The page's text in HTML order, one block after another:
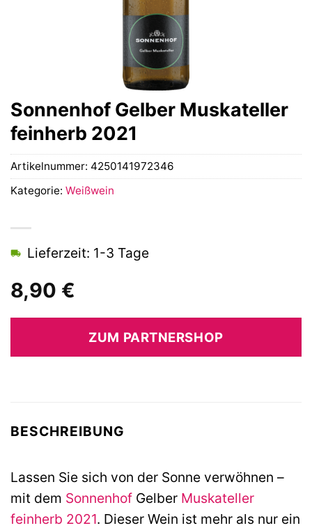
Sonnenhof Gelber Muskateller
feinherb 2021
8,90 €
Lieferzeit: 1-3 Tage
ZUM PARTNERSHOP
Artikelnummer: 4250141972346
Kategorie: Weißwein
BESCHREIBUNG
Lassen Sie sich von der Sonne verwöhnen –
mit dem Sonnenhof Gelber Muskateller
feinherb 2021. Dieser Wein ist mehr als nur ein